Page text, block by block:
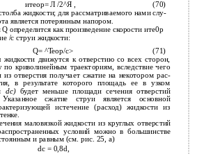
итеор= Л /2^Я ,
(70)
жидкости; для рассматриваемого нами слу­
является потерянным напором.
определится как произведение скорости ите0р
/с струи жидкости:
Q= ^Teop/c>
(71)
жидкости движутся к отверстию со всех сторон,
криволинейным траекториям, вследствие чего
из отверстия получает сжатие на некотором рас­
в результате которого площадь ее в узком
dc) будет меньше площади сечения отверстий
Указанное сжатие струи является основной
истечение (расход) жидкости из
маловязкой жидкости из круглых отверстий
условий можно в большинстве
и равным (см. рис. 25, а)
dc = 0,8d,